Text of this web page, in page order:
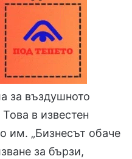
за въздушното
в известен
им. „Бизнесът обаче
за бързи,